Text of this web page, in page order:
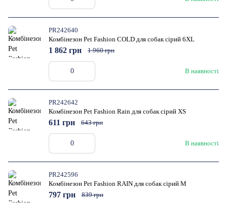
PR242640
Комбінезон Pet Fashion COLD для собак сірий 6XL
В наявності
1 862 грн 1 960 грн
PR242642
Комбінезон Pet Fashion Rain для собак сірий XS
В наявності
611 грн 643 грн
PR242596
Комбінезон Pet Fashion RAIN для собак сірий M
797 грн 839 грн